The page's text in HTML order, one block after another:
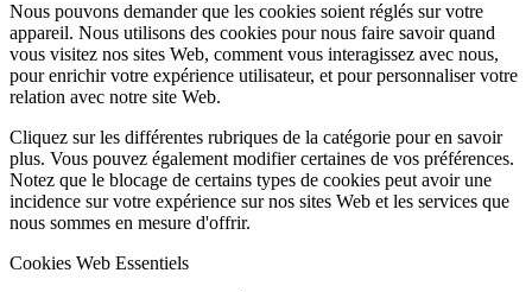
Nous pouvons demander que les cookies soient réglés sur votre
appareil. Nous utilisons des cookies pour nous faire savoir quand
vous visitez nos sites Web, comment vous interagissez avec nous,
pour enrichir votre expérience utilisateur, et pour personnaliser votre
relation avec notre site Web.
Cliquez sur les différentes rubriques de la catégorie pour en savoir
plus. Vous pouvez également modifier certaines de vos préférences.
Notez que le blocage de certains types de cookies peut avoir une
incidence sur votre expérience sur nos sites Web et les services que
nous sommes en mesure d'offrir.
Cookies Web Essentiels